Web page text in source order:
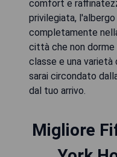
comfort e
privilegiata,
completamente
città che non dorme
classe e una varietà
sarai circondato
dal tuo arrivo.
Migliore